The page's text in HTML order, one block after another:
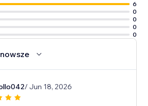
6
0
0
0
0
/ Jun 18, 2026